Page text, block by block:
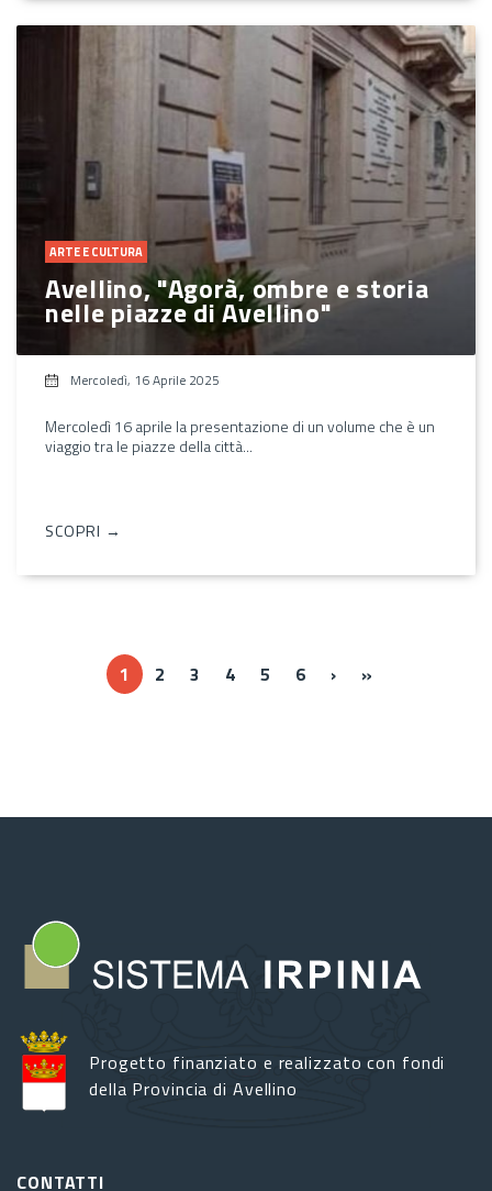
ARTE E CULTURA
Avellino, "Agorà, ombre e storia
nelle piazze di Avellino"
Mercoledì, 16 Aprile 2025
Mercoledì 16 aprile la presentazione di un volume che è un
viaggio tra le piazze della città...
SCOPRI →
1 2 3 4 5 6 ››› »
Progetto finanziato e realizzato con fondi
della Provincia di Avellino
CONTATTI